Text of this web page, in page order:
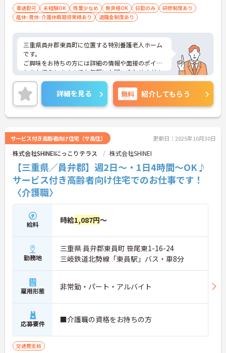
車通勤可 未経験OK 残業少なめ 無資格OK 日勤のみ
研修制度あり
産休･育休･介護休暇取得実績あり
退職金制度あり
三重県員弁郡東員町に位置する特別養護老人ホーム
です。
ご興味をお持ちの方には詳細の情報や面接のポイン
トをお伝えしますのでお気軽にお問い合わせくださ
いませ。
詳細を見る 無料 紹介してもらう
サービス付き高齢者向け住宅（サ高住） 更新日：2025年10月30日
株式会社SHINEIにっこりテラス 株式会社SHINEI
【三重県／員弁郡】週2日～・1日4時間～OK♪
サービス付き高齢者向け住宅でのお仕事です！
〈介護職〉
給料 時給1,087円～
勤務地
三重県 員弁郡東員町 笹尾東1-16-24
三岐鉄道北勢線「東員駅」バス・車8分
雇用形態 非常勤・パート・アルバイト
応募要件 ■介護職の資格をお持ちの方
交通費支給